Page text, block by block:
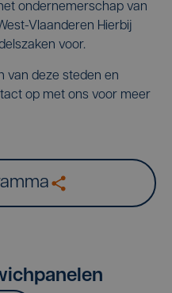
ondernemerschap van
Vlaanderen Hierbij
voor.
van deze steden en
op met ons voor meer